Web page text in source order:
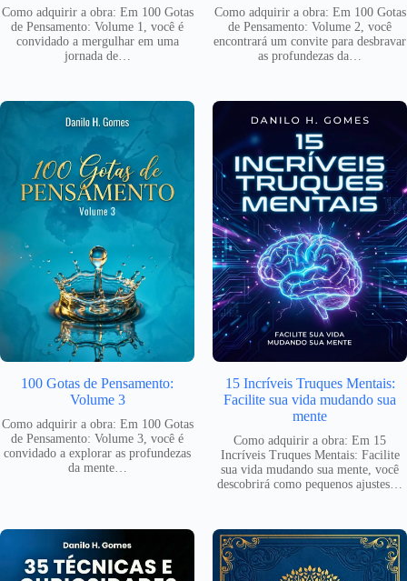
Como adquirir a obra: Em 100 Gotas
de Pensamento: Volume 1, você é
convidado a mergulhar em uma
jornada de…
Como adquirir a obra: Em 100 Gotas
de Pensamento: Volume 2, você
encontrará um convite para desbravar
as profundezas da…
100 Gotas de Pensamento:
Volume 3
Como adquirir a obra: Em 100 Gotas
de Pensamento: Volume 3, você é
convidado a explorar as profundezas
da mente…
15 Incríveis Truques Mentais:
Facilite sua vida mudando sua
mente
Como adquirir a obra: Em 15
Incríveis Truques Mentais: Facilite
sua vida mudando sua mente, você
descobrirá como pequenos ajustes…